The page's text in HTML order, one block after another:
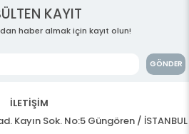
KAYIT
haber almak için kayıt olun!
GÖNDER
İLETİŞİM
Kayın Sok. No:5 Güngören / İSTANBUL